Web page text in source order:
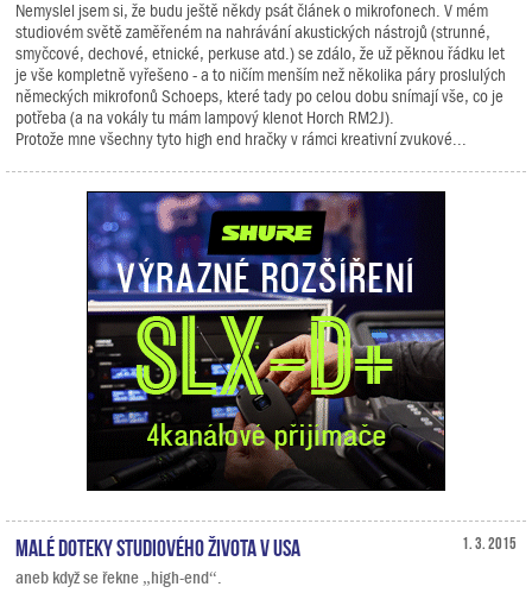
Nemyslel jsem si, že budu ještě někdy psát článek o mikrofonech. V mém
studiovém světě zaměřeném na nahrávání akustických nástrojů (strunné,
smyčcové, dechové, etnické, perkuse atd.) se zdálo, že už pěknou řádku let
je vše kompletně vyřešeno - a to ničím menším než několika páry proslulých
německých mikrofonů Schoeps, které tady po celou dobu snímají vše, co je
potřeba (a na vokály tu mám lampový klenot Horch RM2J).
Protože mne všechny tyto high end hračky v rámci kreativní zvukové...
1. 3. 2015
Malé doteky studiového života v USA
aneb když se řekne „high-end“.